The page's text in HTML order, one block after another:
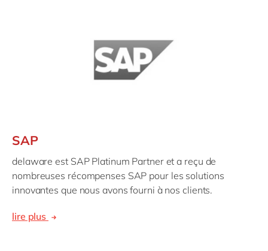
SAP
delaware est SAP Platinum Partner et a reçu de
nombreuses récompenses SAP pour les solutions
innovantes que nous avons fourni à nos clients.
lire plus